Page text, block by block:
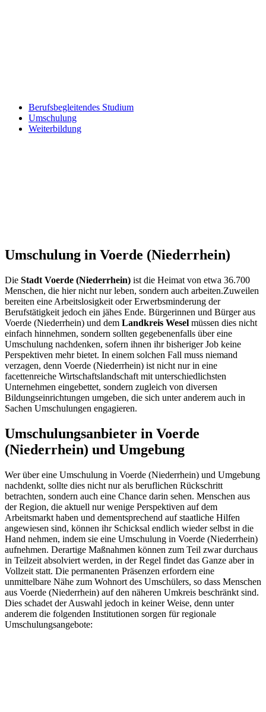
Berufsbegleitendes Studium
Umschulung
Weiterbildung
Umschulung in Voerde (Niederrhein)
Die Stadt Voerde (Niederrhein) ist die Heimat von etwa 36.700
Menschen, die hier nicht nur leben, sondern auch arbeiten.Zuweilen
bereiten eine Arbeitslosigkeit oder Erwerbsminderung der
Berufstätigkeit jedoch ein jähes Ende. Bürgerinnen und Bürger aus
Voerde (Niederrhein) und dem Landkreis Wesel müssen dies nicht
einfach hinnehmen, sondern sollten gegebenenfalls über eine
Umschulung nachdenken, sofern ihnen ihr bisheriger Job keine
Perspektiven mehr bietet. In einem solchen Fall muss niemand
verzagen, denn Voerde (Niederrhein) ist nicht nur in eine
facettenreiche Wirtschaftslandschaft mit unterschiedlichsten
Unternehmen eingebettet, sondern zugleich von diversen
Bildungseinrichtungen umgeben, die sich unter anderem auch in
Sachen Umschulungen engagieren.
Umschulungsanbieter in Voerde
(Niederrhein) und Umgebung
Wer über eine Umschulung in Voerde (Niederrhein) und Umgebung
nachdenkt, sollte dies nicht nur als beruflichen Rückschritt
betrachten, sondern auch eine Chance darin sehen. Menschen aus
der Region, die aktuell nur wenige Perspektiven auf dem
Arbeitsmarkt haben und dementsprechend auf staatliche Hilfen
angewiesen sind, können ihr Schicksal endlich wieder selbst in die
Hand nehmen, indem sie eine Umschulung in Voerde (Niederrhein)
aufnehmen. Derartige Maßnahmen können zum Teil zwar durchaus
in Teilzeit absolviert werden, in der Regel findet das Ganze aber in
Vollzeit statt. Die permanenten Präsenzen erfordern eine
unmittelbare Nähe zum Wohnort des Umschülers, so dass Menschen
aus Voerde (Niederrhein) auf den näheren Umkreis beschränkt sind.
Dies schadet der Auswahl jedoch in keiner Weise, denn unter
anderem die folgenden Institutionen sorgen für regionale
Umschulungsangebote: